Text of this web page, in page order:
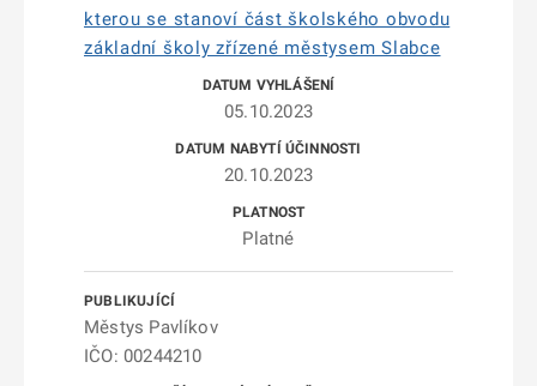
kterou se stanoví část školského obvodu
základní školy zřízené městysem Slabce
05.10.2023
20.10.2023
Platné
Městys Pavlíkov
IČO: 00244210